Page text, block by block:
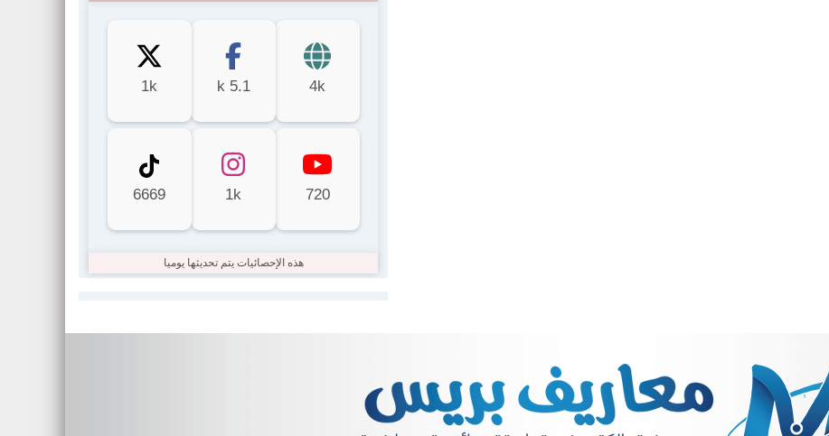
4k
5.1 k
1k
720
1k
6669
هذه الإحصائيات يتم تحديثها يوميا